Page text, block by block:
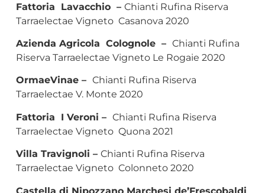
Fattoria Lavacchio – Chianti Rufina Riserva
Tarraelectae Vigneto Casanova 2020
Azienda Agricola Colognole – Chianti Rufina
Riserva Tarraelectae Vigneto Le Rogaie 2020
OrmaeVinae – Chianti Rufina Riserva
Tarraelectae V. Monte 2020
Fattoria I Veroni – Chianti Rufina Riserva
Tarraelectae Vigneto Quona 2021
Villa Travignoli – Chianti Rufina Riserva
Tarraelectae Vigneto Colonneto 2020
Castella di Nipozzano Marchesi de’Frescobaldi